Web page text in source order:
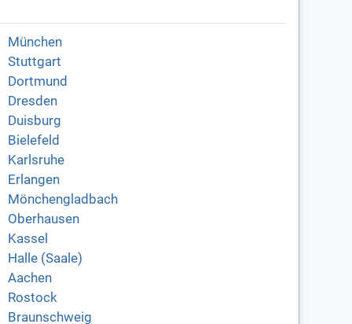
München
Stuttgart
Dortmund
Dresden
Duisburg
Bielefeld
Karlsruhe
Erlangen
Mönchengladbach
Oberhausen
Kassel
Halle (Saale)
Aachen
Rostock
Braunschweig